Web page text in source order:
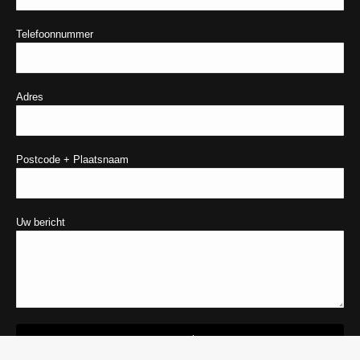
Telefoonnummer
Adres
Postcode + Plaatsnaam
Uw bericht